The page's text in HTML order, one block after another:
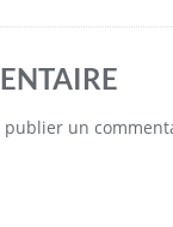
publier un